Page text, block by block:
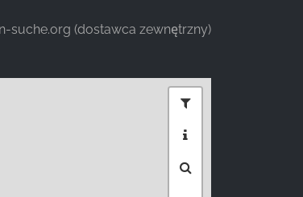
suche.org (dostawca zewnętrzny)